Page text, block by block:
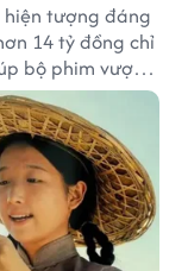
tượng đáng
14 tỷ đồng chỉ
bộ phim vượt
cuộc cạnh